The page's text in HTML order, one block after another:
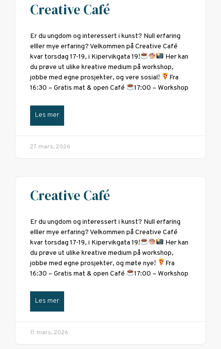
Creative Café
Er du ungdom og interessert i kunst? Null erfaring
elller mye erfaring? Velkommen på Creative Café
kvar torsdag 17-19, i Kipervikgata 19!
Her kan
du prøve ut ulike kreative medium på workshop,
jobbe med egne prosjekter, og vere sosial!
Fra
16:30 – Gratis mat & open Café
17:00 – Workshop
Les mer
27. mars, 2026
Creative Café
Er du ungdom og interessert i kunst? Null erfaring
elller mye erfaring? Velkommen på Creative Café
kvar torsdag 17-19, i Kipervikgata 19!
Her kan
du prøve ut ulike kreative medium på workshop,
jobbe med egne prosjekter, og møte nye!
Fra
16:30 – Gratis mat & open Café
17:00 – Workshop
Les mer
11. mars, 2026